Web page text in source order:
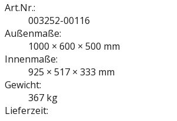
Art.Nr.:
003252-00116
Außenmaße:
1000 × 600 × 500 mm
Innenmaße:
925 × 517 × 333 mm
Gewicht:
367 kg
Lieferzeit: